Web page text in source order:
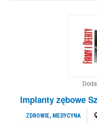
Implanty zębowe
ZDROWIE, MEDYCYNA